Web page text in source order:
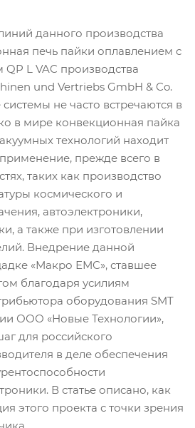
данного производства
печь пайки оплавлением с
L VAC производства
und Vertriebs GmbH & Co.
не часто встречаются в
в мире конвекционная пайка
технологий находит
прежде всего в
таких как производство
космического и
автоэлектроники,
а также при изготовлении
Внедрение данной
«Макро ЕМС», ставшее
благодаря усилиям
оборудования SMT
ООО «Новые Технологии»,
для российского
в деле обеспечения
В статье описано, как
этого проекта с точки зрения